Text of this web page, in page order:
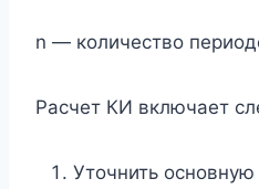
n — количество
Расчет КИ включает
Уточнить